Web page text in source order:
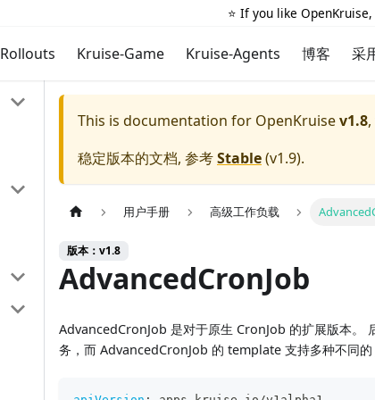
⭐️ If you like
Rollouts Kruise-Game Kruise-Agents 博客 采
This is documentation for OpenKruisev1.8
稳定版本的文档, 参考Stable(v1.9).
用户手册 高级工作负载
版本：v1.8
AdvancedCronJob
AdvancedCronJob 是对于原生 CronJob 的扩展版本。
务，而 AdvancedCronJob 的 template 支持多种不同的